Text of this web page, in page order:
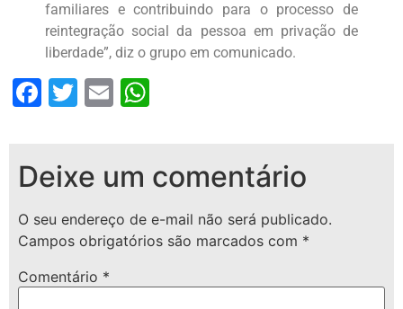
familiares e contribuindo para o processo de
reintegração social da pessoa em privação de
liberdade”, diz o grupo em comunicado.
Facebook
Twitter
Email
Deixe um comentário
O seu endereço de e-mail não será publicado.
Campos obrigatórios são marcados com *
Comentário *